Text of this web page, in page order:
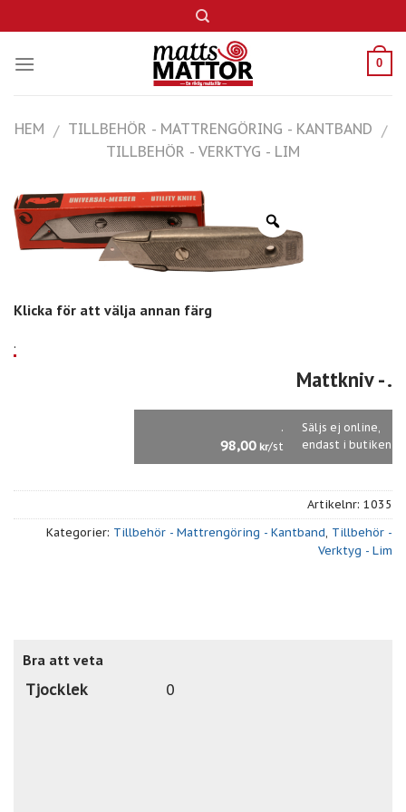
to
content
0
HEM / TILLBEHÖR - MATTRENGÖRING - KANTBAND /
TILLBEHÖR - VERKTYG - LIM
Klicka för att välja annan färg
.
Mattkniv- .
.
98,00 kr/st
Säljs ej online,
endast i butiken
Artikelnr: 1035
Kategorier: Tillbehör - Mattrengöring - Kantband, Tillbehör -
Verktyg - Lim
Bra att veta
Tjocklek
0